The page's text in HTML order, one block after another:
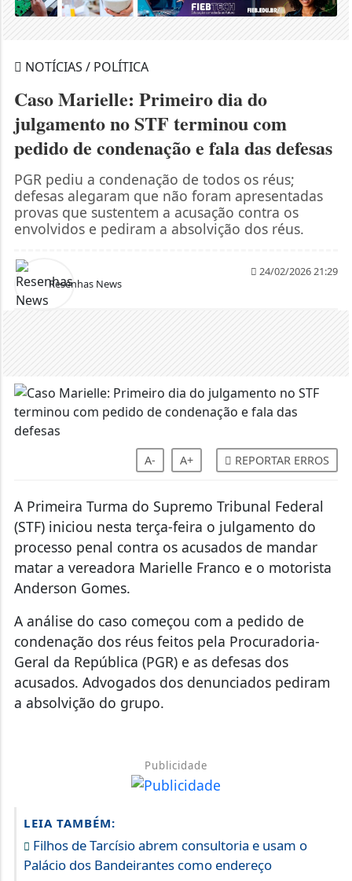
NOTÍCIAS / POLÍTICA
Caso Marielle: Primeiro dia do
julgamento no STF terminou com
pedido de condenação e fala das defesas
PGR pediu a condenação de todos os réus;
defesas alegaram que não foram apresentadas
provas que sustentem a acusação contra os
envolvidos e pediram a absolvição dos réus.
Resenhas News
24/02/2026 21:29
A- A+ REPORTAR ERROS
A Primeira Turma do Supremo Tribunal Federal
(STF) iniciou nesta terça-feira o julgamento do
processo penal contra os acusados de mandar
matar a vereadora Marielle Franco e o motorista
Anderson Gomes.
A análise do caso começou com a pedido de
condenação dos réus feitos pela Procuradoria-
Geral da República (PGR) e as defesas dos
acusados. Advogados dos denunciados pediram
a absolvição do grupo.
Publicidade
LEIA TAMBÉM:
Filhos de Tarcísio abrem consultoria e usam o
Palácio dos Bandeirantes como endereço